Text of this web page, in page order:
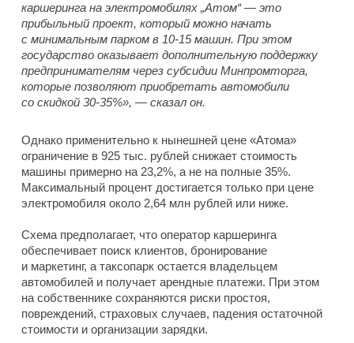
каршеринга на электромобилях „Атом“ — это
прибыльный проект, который можно начать
с минимальным парком в 10-15 машин. При этом
государство оказывает дополнительную поддержку
предпринимателям через субсидии Минпромторга,
которые позволяют приобретать автомобили
со скидкой 30-35%», — сказал он.
Однако применительно к нынешней цене «Атома»
ограничение в 925 тыс. рублей снижает стоимость
машины примерно на 23,2%, а не на полные 35%.
Максимальный процент достигается только при цене
электромобиля около 2,64 млн рублей или ниже.
Схема предполагает, что оператор каршеринга
обеспечивает поиск клиентов, бронирование
и маркетинг, а таксопарк остается владельцем
автомобилей и получает арендные платежи. При этом
на собственнике сохраняются риски простоя,
повреждений, страховых случаев, падения остаточной
стоимости и организации зарядки.